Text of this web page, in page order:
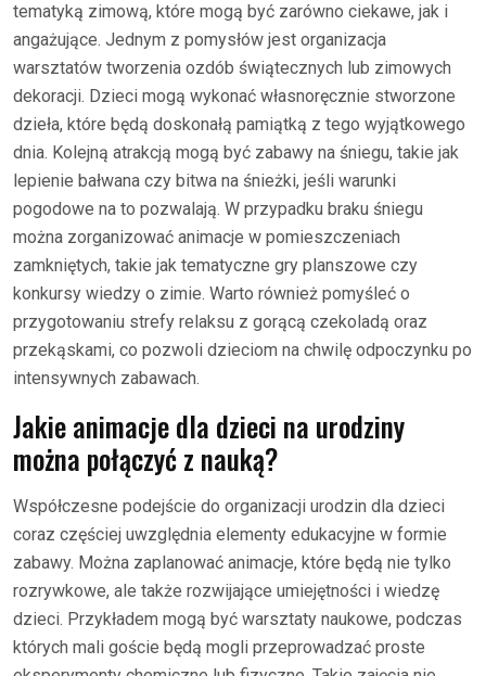
tematyką zimową, które mogą być zarówno ciekawe, jak i
angażujące. Jednym z pomysłów jest organizacja
warsztatów tworzenia ozdób świątecznych lub zimowych
dekoracji. Dzieci mogą wykonać własnoręcznie stworzone
dzieła, które będą doskonałą pamiątką z tego wyjątkowego
dnia. Kolejną atrakcją mogą być zabawy na śniegu, takie jak
lepienie bałwana czy bitwa na śnieżki, jeśli warunki
pogodowe na to pozwalają. W przypadku braku śniegu
można zorganizować animacje w pomieszczeniach
zamkniętych, takie jak tematyczne gry planszowe czy
konkursy wiedzy o zimie. Warto również pomyśleć o
przygotowaniu strefy relaksu z gorącą czekoladą oraz
przekąskami, co pozwoli dzieciom na chwilę odpoczynku po
intensywnych zabawach.
Jakie animacje dla dzieci na urodziny
można połączyć z nauką?
Współczesne podejście do organizacji urodzin dla dzieci
coraz częściej uwzględnia elementy edukacyjne w formie
zabawy. Można zaplanować animacje, które będą nie tylko
rozrywkowe, ale także rozwijające umiejętności i wiedzę
dzieci. Przykładem mogą być warsztaty naukowe, podczas
których mali goście będą mogli przeprowadzać proste